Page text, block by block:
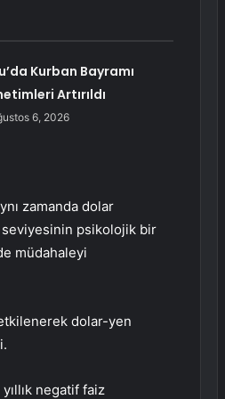
Kurban Bayramı
Artırıldı
6, 2026
zamanda dolar
seviyesinin psikolojik bir
müdahaleyi
dolar-yen
negatif faiz